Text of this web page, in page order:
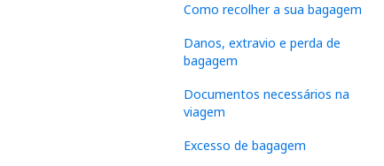
Como recolher a sua bagagem
Danos, extravio e perda de
bagagem
Documentos necessários na
viagem
Excesso de bagagem